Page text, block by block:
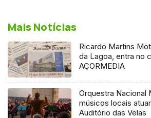
Mais Notícias
Ricardo Martins
da Lagoa, entra no
AÇORMEDIA
Orquestra Nacional
músicos locais
Auditório das Velas